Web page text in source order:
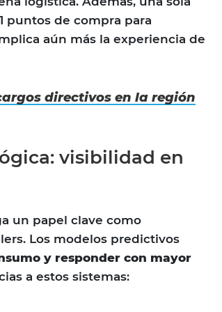
puntos de compra para
aún más la experiencia de
directivos en la región
visibilidad en
un papel clave como
Los modelos predictivos
y responder con mayor
a estos sistemas: